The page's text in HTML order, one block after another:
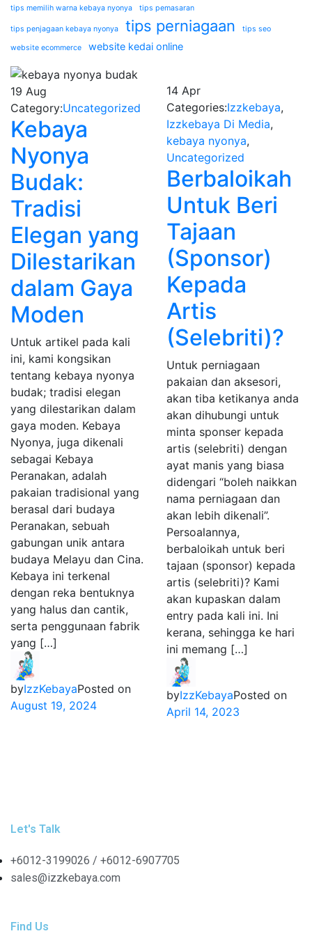
tips memilih warna kebaya nyonya
tips pemasaran
tips penjagaan kebaya nyonya tips perniagaan tips seo
website ecommerce website kedai online
19 Aug
Category:Uncategorized
Kebaya
Nyonya
Budak:
Tradisi
Elegan yang
Dilestarikan
dalam Gaya
Moden
Untuk artikel pada kali
ini, kami kongsikan
tentang kebaya nyonya
budak; tradisi elegan
yang dilestarikan dalam
gaya moden. Kebaya
Nyonya, juga dikenali
sebagai Kebaya
Peranakan, adalah
pakaian tradisional yang
berasal dari budaya
Peranakan, sebuah
gabungan unik antara
budaya Melayu dan Cina.
Kebaya ini terkenal
dengan reka bentuknya
yang halus dan cantik,
serta penggunaan fabrik
yang […]
byIzzKebayaPosted on
August 19, 2024
14 Apr
Categories:Izzkebaya,
Izzkebaya Di Media,
kebaya nyonya,
Uncategorized
Berbaloikah
Untuk Beri
Tajaan
(Sponsor)
Kepada
Artis
(Selebriti)?
Untuk perniagaan
pakaian dan aksesori,
akan tiba ketikanya anda
akan dihubungi untuk
minta sponser kepada
artis (selebriti) dengan
ayat manis yang biasa
didengari “boleh naikkan
nama perniagaan dan
akan lebih dikenali”.
Persoalannya,
berbaloikah untuk beri
tajaan (sponsor) kepada
artis (selebriti)? Kami
akan kupaskan dalam
entry pada kali ini. Ini
kerana, sehingga ke hari
ini memang […]
byIzzKebayaPosted on
April 14, 2023
Let's Talk
+6012-3199026 / +6012-6907705
sales@izzkebaya.com
Find Us